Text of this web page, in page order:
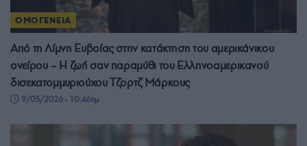
ΟΜΟΓΕΝΕΙΑ
Από τη Λίμνη Ευβοίας στην κατάκτηση του αμερικάνικου
ονείρου – Η ζωή σαν παραμύθι του Ελληνοαμερικανού
δισεκατομμυριούχου Τζορτζ Μάρκους
9/05/2026 - 10:46πμ